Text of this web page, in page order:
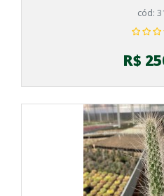
cód:
R$